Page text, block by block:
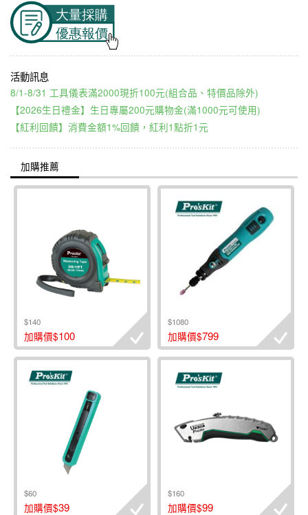
8/1-8/31 工具儀表滿2000現折100元(組合品、特價品除外)
【2026生日禮金】生日專屬200元購物金(滿1000元可使用)
【紅利回饋】消費金額1%回饋，紅利1點折1元
加購推薦
$140
加購價$100
$1080
加購價$799
$60
加購價$39
$160
加購價$99